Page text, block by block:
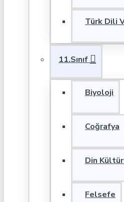
Türk Dili
11.Sınıf
Biyoloji
Coğrafya
Din
Felsefe